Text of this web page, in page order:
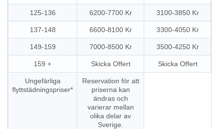
125-136 6200-7700 Kr 3100-3850 Kr
137-148 6600-8100 Kr 3300-4050 Kr
149-159 7000-8500 Kr 3500-4250 Kr
159 + Skicka Offert Skicka Offert
Ungefärliga
flyttstädningspriser*
Reservation för att
priserna kan
ändras och
varierar mellan
olika delar av
Sverige.